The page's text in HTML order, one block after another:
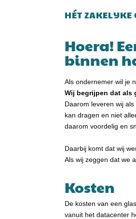
HÉT
Hoera!
binnen
Als ondernemer wil je
Wij begrijpen dat als
Daarom leveren wij
kan dragen en niet
daarom voordelig en
Daarbij komt dat wij
Als wij zeggen dat we
Kosten
De kosten van een
vanuit het datacenter